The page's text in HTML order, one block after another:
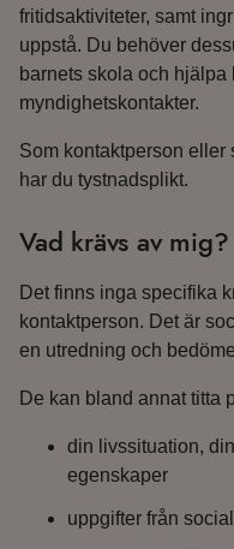
fritidsaktiviteter, samt
uppstå. Du behöver
barnets skola och hjälpa
myndighetskontakter.
Som kontaktperson eller
har du tystnadsplikt.
Vad krävs av mig?
Det finns inga specifika
kontaktperson. Det är
en utredning och
De kan bland annat titta
din livssituation,
egenskaper
uppgifter från